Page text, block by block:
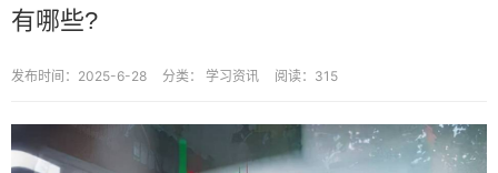
有哪些?
发布时间：2025-6-28 分类： 学习资讯 阅读：315